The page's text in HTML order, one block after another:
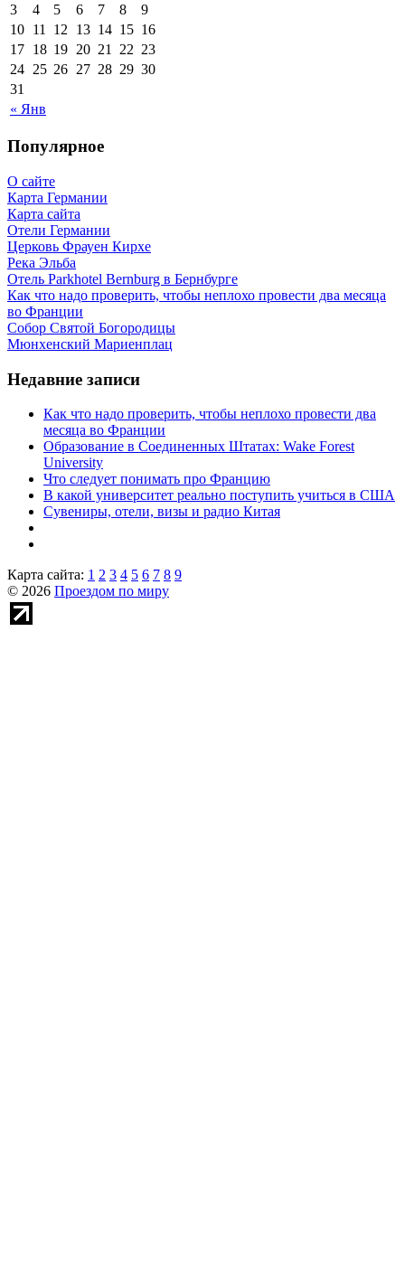
« Янв
3
4 5 6 7 8
9
10 11 12 13 14 15 16
17 18 19 20 21 22 23
24 25 26 27 28 29 30
31
Популярное
О сайте
Карта Германии
Карта сайта
Отели Германии
Церковь Фрауен Кирхе
Река Эльба
Отель Parkhotel Bernburg в Бернбурге
Как что надо проверить, чтобы неплохо провести два месяца
во Франции
Собор Святой Богородицы
Мюнхенский Мариенплац
Недавние записи
Как что надо проверить, чтобы неплохо провести два
месяца во Франции
Образование в Соединенных Штатах: Wake Forest
University
Что следует понимать про Францию
В какой университет реально поступить учиться в США
Сувениры, отели, визы и радио Китая
Карта сайта: 1 2 3 4 5 6 7 8 9
© 2026 Проездом по миру